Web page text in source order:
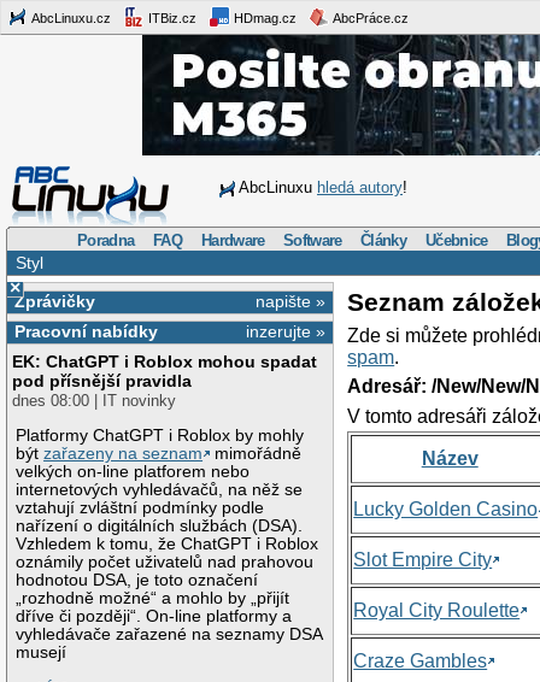
AbcLinuxu.cz ITBiz.cz HDmag.cz AbcPráce.cz
AbcLinuxu hledá autory!
Poradna FAQ Hardware Software Články Učebnice
Styl
×
napište »
Zprávičky
inzerujte »
Pracovní nabídky
EK: ChatGPT i Roblox mohou spadat
pod přísnější pravidla
dnes 08:00 | IT novinky
Platformy ChatGPT i Roblox by mohly
býtzařazeny na seznam
mimořádně
velkých on-line platforem nebo
internetových vyhledávačů, na něž se
vztahují zvláštní podmínky podle
nařízení o digitálních službách (DSA).
Vzhledem k tomu, že ChatGPT i Roblox
oznámily počet uživatelů nad prahovou
hodnotou DSA, je toto označení
„rozhodně možné“ a mohlo by „přijít
dříve či později“. On-line platformy a
vyhledávače zařazené na seznamy DSA
musejí
Seznam
Zde si můžete
spam.
Adresář: /New/New/
V tomto adresáři
Název
Lucky Golden Casino
Slot Empire City
Royal City Roulette
Craze Gambles